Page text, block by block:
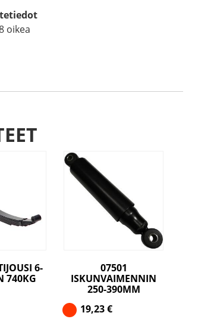
oikea
6-
740KG
07501
ISKUNVAIMENNIN
250-390MM
19,23€